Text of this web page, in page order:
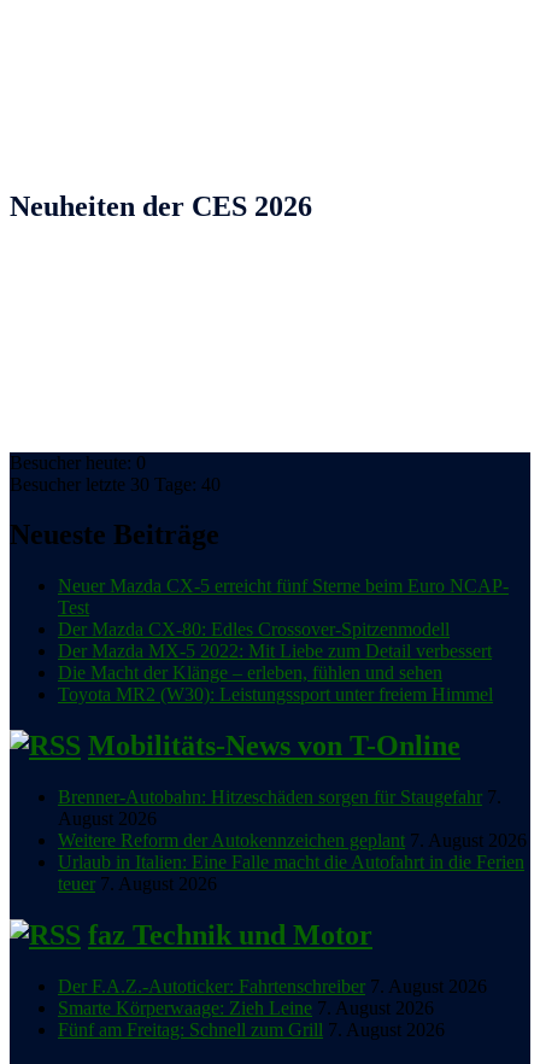
Neuheiten der CES 2026
Besucher heute: 0
Besucher letzte 30 Tage: 40
Neueste Beiträge
Neuer Mazda CX-5 erreicht fünf Sterne beim Euro NCAP-
Test
Der Mazda CX-80: Edles Crossover-Spitzenmodell
Der Mazda MX-5 2022: Mit Liebe zum Detail verbessert
Die Macht der Klänge – erleben, fühlen und sehen
Toyota MR2 (W30): Leistungssport unter freiem Himmel
Mobilitäts-News von T-Online
Brenner-Autobahn: Hitzeschäden sorgen für Staugefahr 7.
August 2026
Weitere Reform der Autokennzeichen geplant 7. August 2026
Urlaub in Italien: Eine Falle macht die Autofahrt in die Ferien
teuer 7. August 2026
faz Technik und Motor
Der F.A.Z.-Autoticker: Fahrtenschreiber 7. August 2026
Smarte Körperwaage: Zieh Leine 7. August 2026
Fünf am Freitag: Schnell zum Grill 7. August 2026